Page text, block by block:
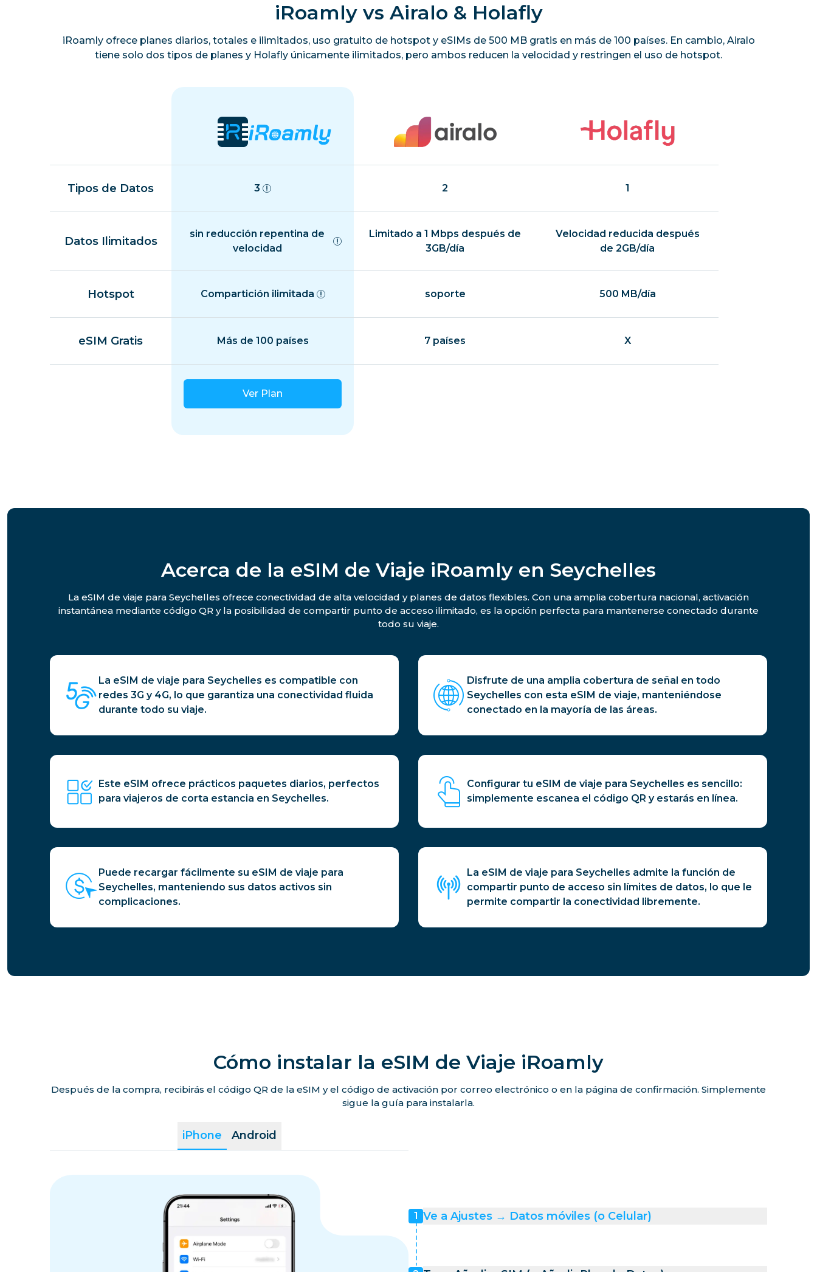
iRoamly vs Airalo & Holafly
iRoamly ofrece planes diarios, totales e ilimitados, uso gratuito de hotspot y eSIMs de 500 MB gratis en más de 100 países. En cambio, Airalo
tiene solo dos tipos de planes y Holafly únicamente ilimitados, pero ambos reducen la velocidad y restringen el uso de hotspot.
Tipos de Datos 3 2 1
Datos Ilimitados
sin reducción repentina de
velocidad
Limitado a 1 Mbps después de
3GB/día
Velocidad reducida después
de 2GB/día
Hotspot Compartición ilimitada soporte 500 MB/día
eSIM Gratis Más de 100 países 7 países X
Ver Plan
Acerca de la eSIM de Viaje iRoamly en Seychelles
La eSIM de viaje para Seychelles ofrece conectividad de alta velocidad y planes de datos flexibles. Con una amplia cobertura nacional, activación
instantánea mediante código QR y la posibilidad de compartir punto de acceso ilimitado, es la opción perfecta para mantenerse conectado durante
todo su viaje.
La eSIM de viaje para Seychelles es compatible con
redes 3G y 4G, lo que garantiza una conectividad fluida
durante todo su viaje.
Disfrute de una amplia cobertura de señal en todo
Seychelles con esta eSIM de viaje, manteniéndose
conectado en la mayoría de las áreas.
Este eSIM ofrece prácticos paquetes diarios, perfectos
para viajeros de corta estancia en Seychelles.
Configurar tu eSIM de viaje para Seychelles es sencillo:
simplemente escanea el código QR y estarás en línea.
Puede recargar fácilmente su eSIM de viaje para
Seychelles, manteniendo sus datos activos sin
complicaciones.
La eSIM de viaje para Seychelles admite la función de
compartir punto de acceso sin límites de datos, lo que le
permite compartir la conectividad libremente.
Cómo instalar la eSIM de Viaje iRoamly
Después de la compra, recibirás el código QR de la eSIM y el código de activación por correo electrónico o en la página de confirmación. Simplemente
sigue la guía para instalarla.
iPhone Android
1 Ve a Ajustes → Datos móviles (o Celular)